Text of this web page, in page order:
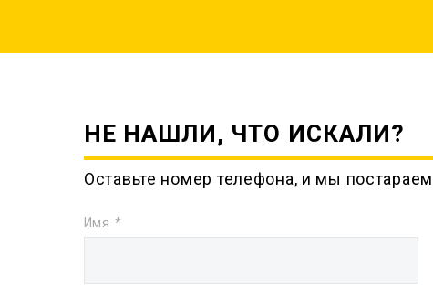
НЕ НАШЛИ, ЧТО ИСКАЛИ?
Оставьте номер телефона, и мы
Имя